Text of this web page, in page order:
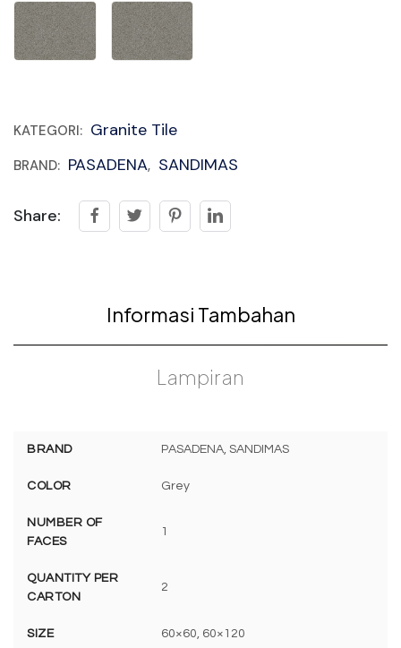
KATEGORI: Granite Tile
BRAND: PASADENA, SANDIMAS
Share:
Informasi Tambahan
Lampiran
BRAND PASADENA, SANDIMAS
COLOR Grey
NUMBER OF
FACES
1
QUANTITY PER
CARTON
2
SIZE 60×60, 60×120